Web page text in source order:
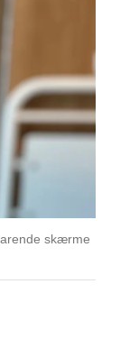
skærme